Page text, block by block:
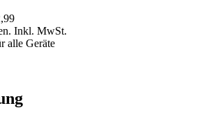
Inkl. MwSt.
alle Geräte